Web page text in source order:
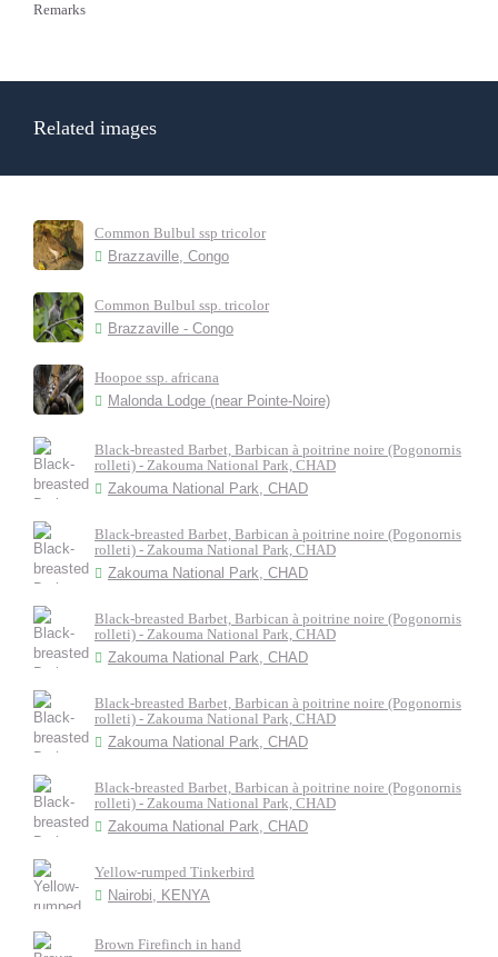
Remarks
Related images
Common Bulbul ssp tricolor
Brazzaville, Congo
Common Bulbul ssp. tricolor
Brazzaville - Congo
Hoopoe ssp. africana
Malonda Lodge (near Pointe-Noire)
Black-breasted Barbet, Barbican à poitrine noire (Pogonornis
rolleti) - Zakouma National Park, CHAD
Zakouma National Park, CHAD
Black-breasted Barbet, Barbican à poitrine noire (Pogonornis
rolleti) - Zakouma National Park, CHAD
Zakouma National Park, CHAD
Black-breasted Barbet, Barbican à poitrine noire (Pogonornis
rolleti) - Zakouma National Park, CHAD
Zakouma National Park, CHAD
Black-breasted Barbet, Barbican à poitrine noire (Pogonornis
rolleti) - Zakouma National Park, CHAD
Zakouma National Park, CHAD
Black-breasted Barbet, Barbican à poitrine noire (Pogonornis
rolleti) - Zakouma National Park, CHAD
Zakouma National Park, CHAD
Yellow-rumped Tinkerbird
Nairobi, KENYA
Brown Firefinch in hand